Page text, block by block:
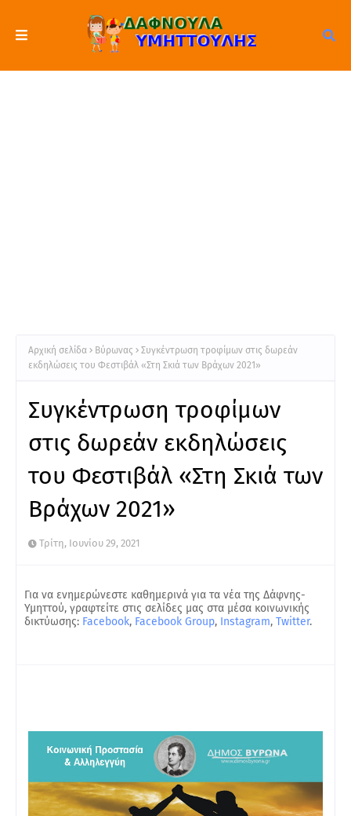
Αρχική σελίδα Βύρωνας
Συγκέντρωση τροφίμων στις δωρεάν
εκδηλώσεις του Φεστιβάλ «Στη Σκιά των Βράχων 2021»
Συγκέντρωση τροφίμων
στις δωρεάν εκδηλώσεις
του Φεστιβάλ «Στη Σκιά των
Βράχων 2021»
Τρίτη, Ιουνίου 29, 2021
Για να ενημερώνεστε καθημερινά για τα νέα της Δάφνης-
Υμηττού, γραφτείτε στις σελίδες μας στα μέσα κοινωνικής
δικτύωσης: Facebook, Facebook Group, Instagram, Twitter.